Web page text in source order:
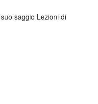
saggio Lezioni di